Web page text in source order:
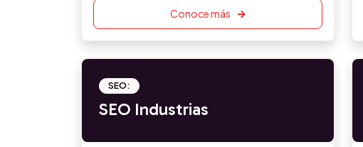
Conoce más
SEO:
SEO Industrias